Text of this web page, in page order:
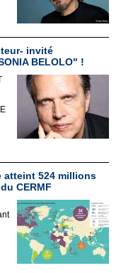
invité
BELOLO" !
atteint 524 millions
CERMF